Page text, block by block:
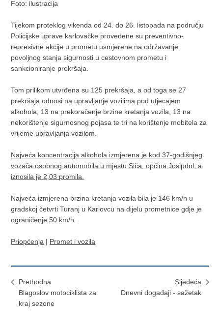
Foto: ilustracija
Tijekom proteklog vikenda od 24. do 26. listopada na području
Policijske uprave karlovačke provedene su preventivno-
represivne akcije u prometu usmjerene na održavanje
povoljnog stanja sigurnosti u cestovnom prometu i
sankcioniranje prekršaja.
Tom prilikom utvrđena su 125 prekršaja, a od toga se 27
prekršaja odnosi na upravljanje vozilima pod utjecajem
alkohola, 13 na prekoračenje brzine kretanja vozila, 13 na
nekorištenje sigurnosnog pojasa te tri na korištenje mobitela za
vrijeme upravljanja vozilom.
Najveća koncentracija alkohola izmjerena je kod 37-godišnjeg
vozača osobnog automobila u mjestu Siča, općina Josipdol, a
iznosila je 2,03 promila.
Najveća izmjerena brzina kretanja vozila bila je 146 km/h u
gradskoj četvrti Turanj u Karlovcu na dijelu prometnice gdje je
ograničenje 50 km/h.
Priopćenja | Promet i vozila
Prethodna
Blagoslov motociklista za
kraj sezone
Sljedeća
Dnevni događaji - sažetak